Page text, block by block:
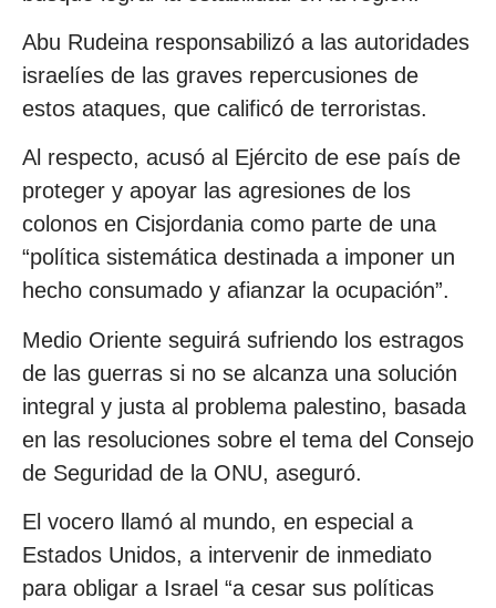
Abu Rudeina responsabilizó a las autoridades
israelíes de las graves repercusiones de
estos ataques, que calificó de terroristas.
Al respecto, acusó al Ejército de ese país de
proteger y apoyar las agresiones de los
colonos en Cisjordania como parte de una
“política sistemática destinada a imponer un
hecho consumado y afianzar la ocupación”.
Medio Oriente seguirá sufriendo los estragos
de las guerras si no se alcanza una solución
integral y justa al problema palestino, basada
en las resoluciones sobre el tema del Consejo
de Seguridad de la ONU, aseguró.
El vocero llamó al mundo, en especial a
Estados Unidos, a intervenir de inmediato
para obligar a Israel “a cesar sus políticas